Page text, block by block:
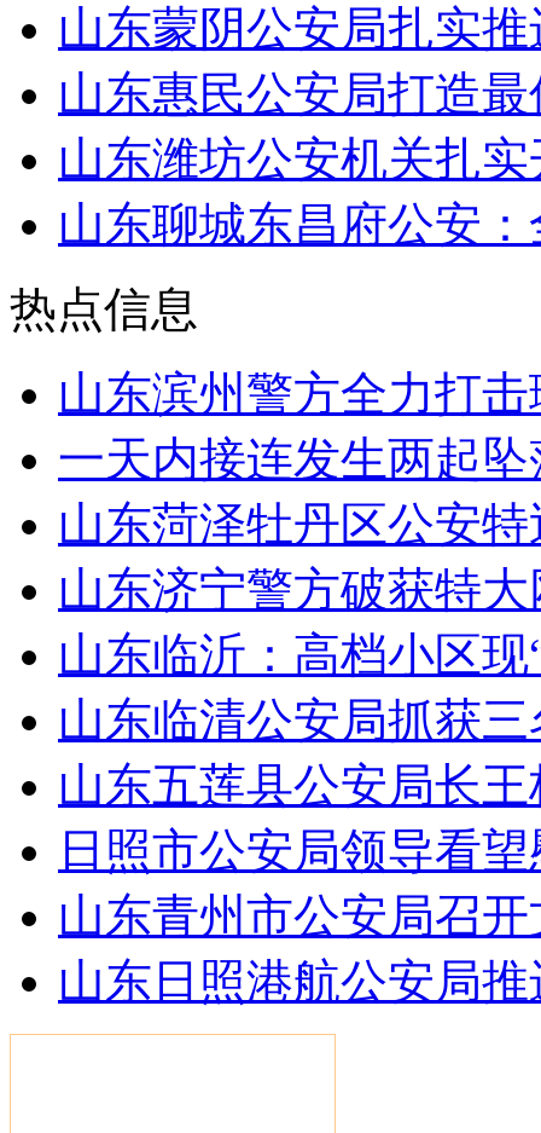
山东蒙阴公安局扎实
山东惠民公安局打造
山东潍坊公安机关扎
山东聊城东昌府公安
热点信息
山东滨州警方全力打
一天内接连发生两起
山东菏泽牡丹区公安
山东济宁警方破获特
山东临沂：高档小区
山东临清公安局抓获
山东五莲县公安局长
日照市公安局领导看
山东青州市公安局召
山东日照港航公安局